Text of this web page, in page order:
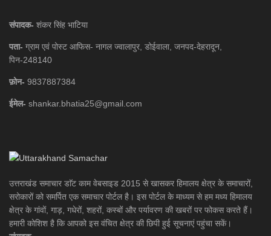
संपादक- शंकर सिंह भाटिया
पता- ग्राम एवं पोस्ट आफिस- नागल ज्वालापुर, डोईवाला, जनपद-देहरादून,
पिन-248140
फ़ोन- 9837887384
ईमेल- shankar.bhatia25@gmail.com
उत्तराखंड समाचार डाॅट काम वेबसाइड 2015 से खासकर हिमालय क्षेत्र के समाचारों,
सरोकारों को समर्पित एक समाचार पोर्टल है। इस पोर्टल के माध्यम से हम मध्य हिमालय
क्षेत्र के गांवों, गाड़, गधेरों, शहरों, कस्बों और पर्यावरण की खबरों पर फोकस करते हैं।
हमारी कोशिश है कि आपको इस वंचित क्षेत्र की छिपी हुई सूचनाएं पहुंचा सकें।